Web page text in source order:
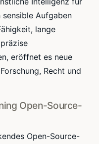
Aufgaben
lange
eröffnet es neue
Recht und
Open-Source-
Open-Source-